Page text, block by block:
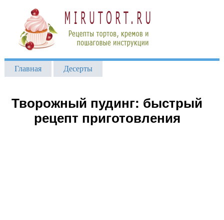
Главная Десерты
Творожный пудинг: быстрый
рецепт приготовления